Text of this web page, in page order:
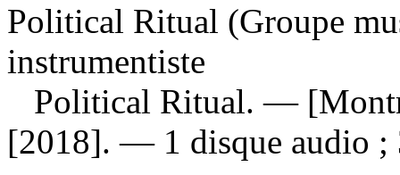
Political Ritual (Groupe
instrumentiste
Political Ritual. —
[2018]. — 1 disque audio ;